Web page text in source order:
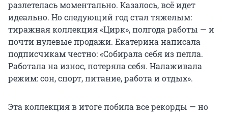
разлетелась моментально. Казалось, всё идет
идеально. Но следующий год стал тяжелым:
тиражная коллекция «Цирк», полгода работы — и
почти нулевые продажи. Екатерина написала
подписчикам честно: «Собирала себя из пепла.
Работала на износ, потеряла себя. Налаживала
режим: сон, спорт, питание, работа и отдых».
Эта коллекция в итоге побила все рекорды — но